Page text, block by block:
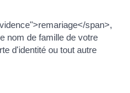
span>,
nom de famille de votre
d'identité ou tout autre